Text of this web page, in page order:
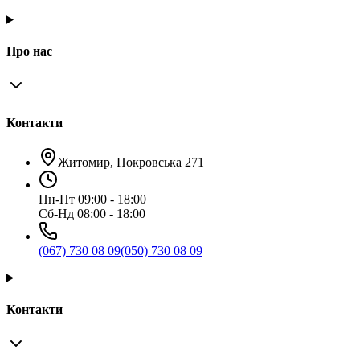
Про нас
Контакти
Житомир, Покровська 271
Пн-Пт 09:00 - 18:00
Сб-Нд 08:00 - 18:00
(067) 730 08 09(050) 730 08 09
Контакти